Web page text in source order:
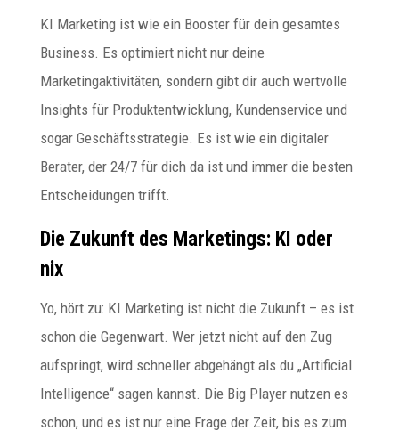
KI Marketing ist wie ein Booster für dein gesamtes
Business. Es optimiert nicht nur deine
Marketingaktivitäten, sondern gibt dir auch wertvolle
Insights für Produktentwicklung, Kundenservice und
sogar Geschäftsstrategie. Es ist wie ein digitaler
Berater, der 24/7 für dich da ist und immer die besten
Entscheidungen trifft.
Die Zukunft des Marketings: KI oder
nix
Yo, hört zu: KI Marketing ist nicht die Zukunft – es ist
schon die Gegenwart. Wer jetzt nicht auf den Zug
aufspringt, wird schneller abgehängt als du „Artificial
Intelligence“ sagen kannst. Die Big Player nutzen es
schon, und es ist nur eine Frage der Zeit, bis es zum